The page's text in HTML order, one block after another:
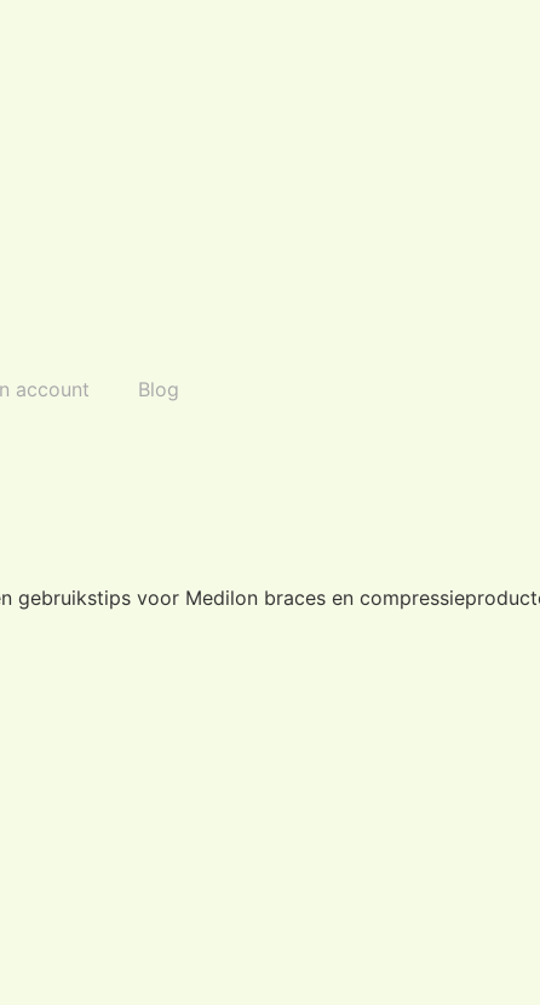
account Blog
gebruikstips voor Medilon braces en